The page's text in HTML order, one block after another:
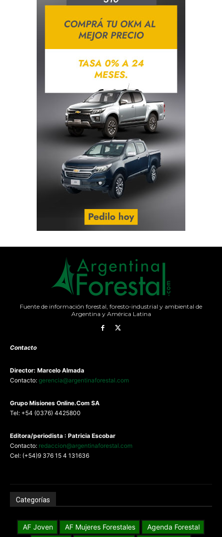
Fuente de información forestal, foresto-industrial y ambiental de
Argentina y América Latina
Contacto
Director: Marcelo Almada
Contacto: gerencia@argentinaforestal.com
Grupo Misiones Online.Com SA
Tel: +54 (0376) 4425800
Editora/periodista : Patricia Escobar
Contacto: redaccion@argentinaforestal.com
Cel: (+54)9 376 15 4 131636
Categorías
AF Joven AF Mujeres Forestales
Agenda Forestal